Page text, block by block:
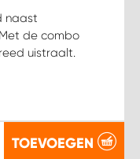
naast
de combo
uistraalt.
TOEVOEGEN